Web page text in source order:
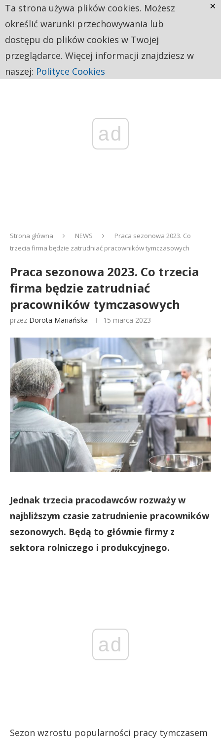
ad
Strona główna NEWS
Praca sezonowa 2023. Co
trzecia firma będzie zatrudniać pracowników tymczasowych
Praca sezonowa 2023. Co trzecia
firma będzie zatrudniać
pracowników tymczasowych
przez Dorota Mariańska 15 marca 2023
Jednak trzecia pracodawców rozważy w
najbliższym czasie zatrudnienie pracowników
sezonowych. Będą to głównie firmy z
sektora rolniczego i produkcyjnego.
ad
Sezon wzrostu popularności pracy tymczasem
Ta strona używa plików cookies. Możesz
określić warunki przechowywania lub
dostępu do plików cookies w Twojej
przeglądarce. Więcej informacji znajdziesz w
naszej: Polityce Cookies
×